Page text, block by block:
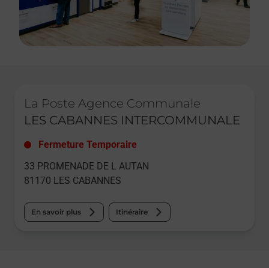
La Poste Agence Communale
LES CABANNES INTERCOMMUNALE
Fermeture Temporaire
33 PROMENADE DE L AUTAN
81170 LES CABANNES
En savoir plus Itinéraire